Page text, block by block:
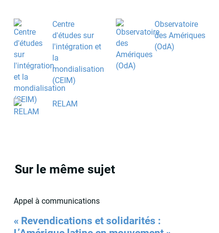
Centre
d'études sur
l'intégration et
la
mondialisation
(CEIM)
Observatoire
des Amériques
(OdA)
RELAM
Sur le même sujet
Appel à communications
« Revendications et solidarités :